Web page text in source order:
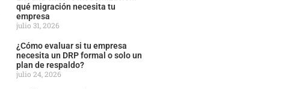
qué migración necesita tu
empresa
julio 31, 2026
¿Cómo evaluar si tu empresa
necesita un DRP formal o solo un
plan de respaldo?
julio 24, 2026